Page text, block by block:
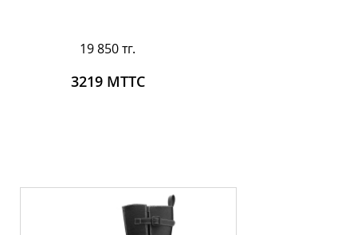
19 850 тг.
3219 МТТС